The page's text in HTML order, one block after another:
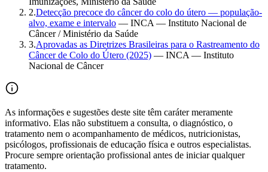
2.Detecção precoce do câncer do colo do útero — população-
alvo, exame e intervalo — INCA — Instituto Nacional de
Câncer / Ministério da Saúde
3.Aprovadas as Diretrizes Brasileiras para o Rastreamento do
Câncer de Colo do Útero (2025) — INCA — Instituto
Nacional de Câncer
As informações e sugestões deste site têm caráter meramente
informativo. Elas não substituem a consulta, o diagnóstico, o
tratamento nem o acompanhamento de médicos, nutricionistas,
psicólogos, profissionais de educação física e outros especialistas.
Procure sempre orientação profissional antes de iniciar qualquer
tratamento.